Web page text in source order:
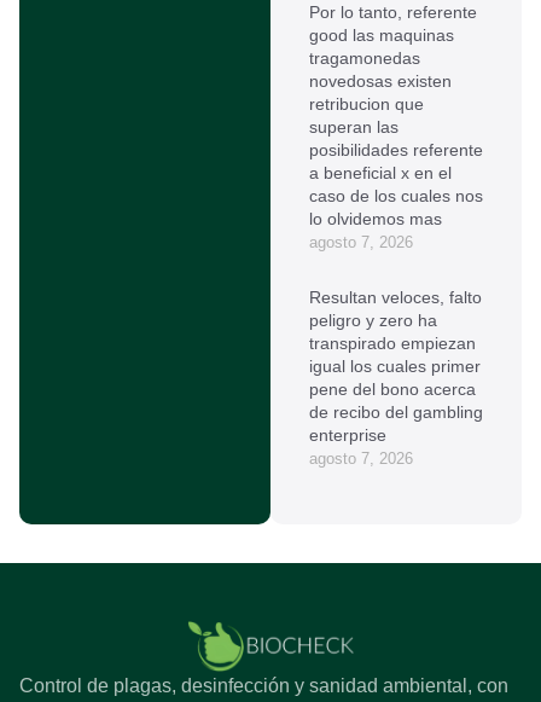
Por lo tanto, referente
good las maquinas
tragamonedas
novedosas existen
retribucion que
superan las
posibilidades referente
a beneficial x en el
caso de los cuales nos
lo olvidemos mas
agosto 7, 2026
Resultan veloces, falto
peligro y zero ha
transpirado empiezan
igual los cuales primer
pene del bono acerca
de recibo del gambling
enterprise
agosto 7, 2026
Control de plagas, desinfección y sanidad ambiental, con